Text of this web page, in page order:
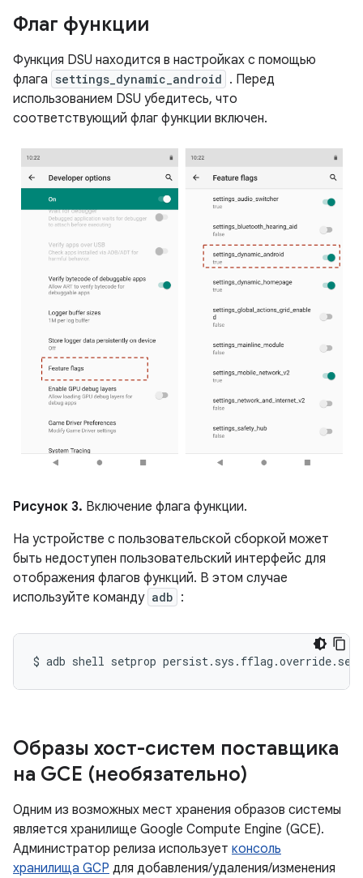
Флаг функции
Функция DSU находится в настройках с помощью
флага settings_dynamic_android . Перед
использованием DSU убедитесь, что
соответствующий флаг функции включен.
Рисунок 3. Включение флага функции.
На устройстве с пользовательской сборкой может
быть недоступен пользовательский интерфейс для
отображения флагов функций. В этом случае
используйте команду adb :
$ adb shell setprop
Образы хост-систем поставщика
на GCE (необязательно)
Одним из возможных мест хранения образов системы
является хранилище Google Compute Engine (GCE).
Администратор релиза использует консоль
хранилища GCP для добавления/удаления/изменения